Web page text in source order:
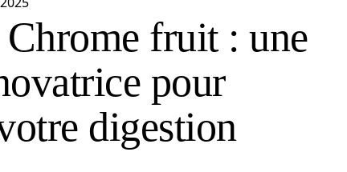
fruit : une
pour
digestion